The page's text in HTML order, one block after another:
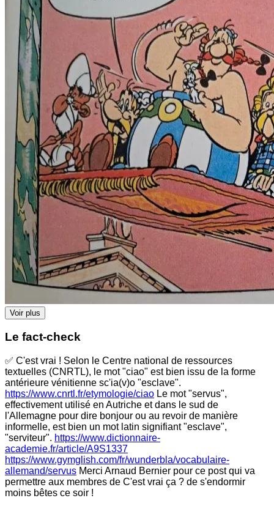
Voir plus
Le fact-check
✅ C'est vrai ! Selon le Centre national de ressources
textuelles (CNRTL), le mot "ciao" est bien issu de la forme
antérieure vénitienne sc'ia(v)o "esclave".
https://www.cnrtl.fr/etymologie/ciao Le mot "servus",
effectivement utilisé en Autriche et dans le sud de
l'Allemagne pour dire bonjour ou au revoir de manière
informelle, est bien un mot latin signifiant "esclave",
"serviteur". https://www.dictionnaire-
academie.fr/article/A9S1337
https://www.gymglish.com/fr/wunderbla/vocabulaire-
allemand/servus Merci Arnaud Bernier pour ce post qui va
permettre aux membres de C'est vrai ça ? de s'endormir
moins bêtes ce soir !